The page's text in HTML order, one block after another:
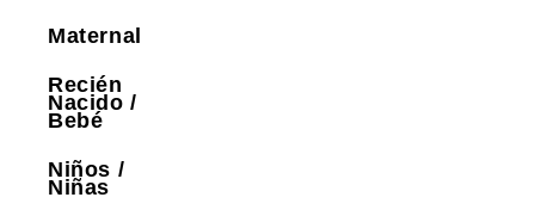
Maternal
Recién
Nacido /
Bebé
Niños /
Niñas